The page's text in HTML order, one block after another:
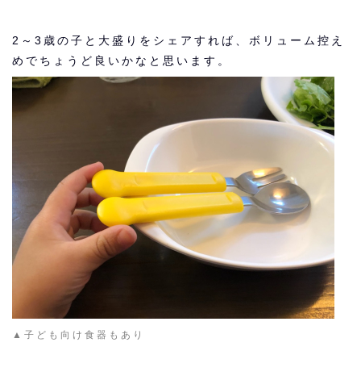
2～3歳の子と大盛りをシェアすれば、ボリューム控え
めでちょうど良いかなと思います。
▲子ども向け食器もあり